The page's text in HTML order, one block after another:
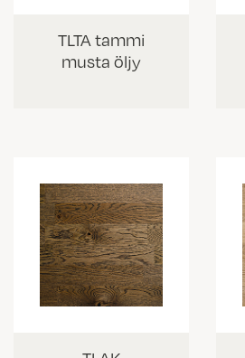
TLTA tammi
musta öljy